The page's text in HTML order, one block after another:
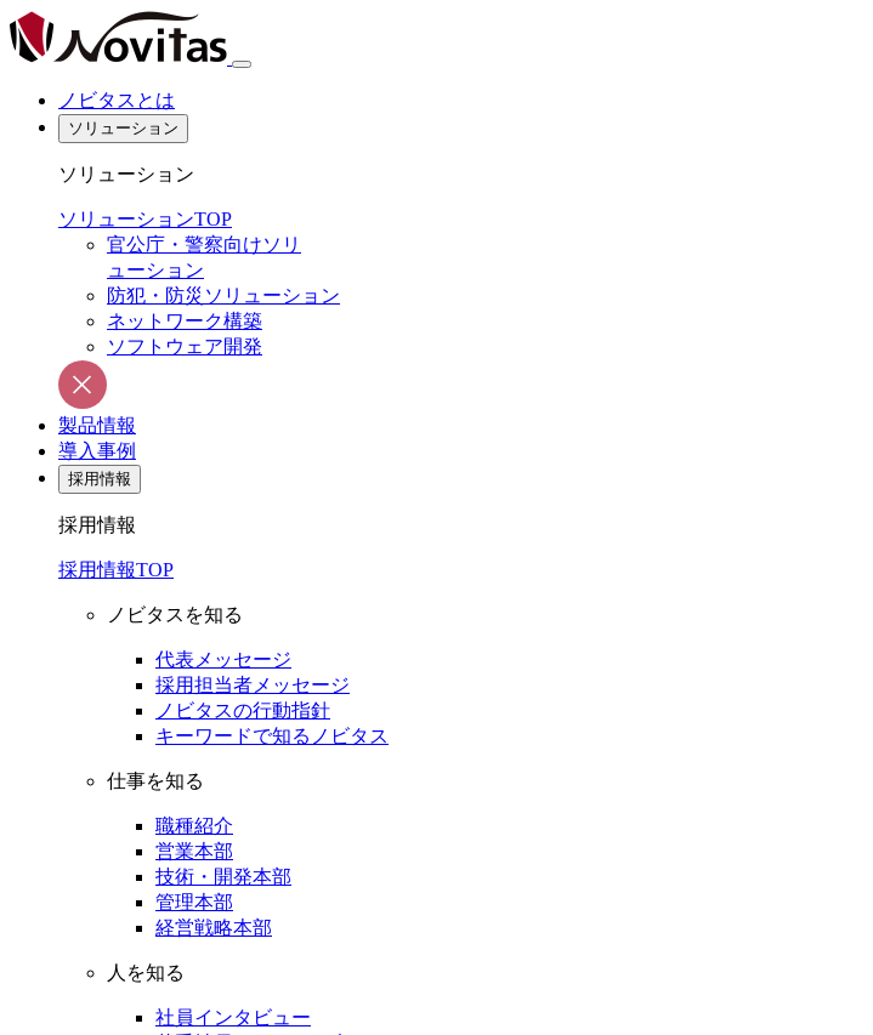
ノビタスとは
ソリューション
ソリューション
ソリューションTOP
官公庁・警察向けソリ
ューション
防犯・防災ソリューション
ネットワーク構築
ソフトウェア開発
製品情報
導入事例
採用情報
採用情報
採用情報TOP
ノビタスを知る
代表メッセージ
採用担当者メッセージ
ノビタスの行動指針
キーワードで知るノビタス
仕事を知る
職種紹介
営業本部
技術・開発本部
管理本部
経営戦略本部
人を知る
社員インタビュー